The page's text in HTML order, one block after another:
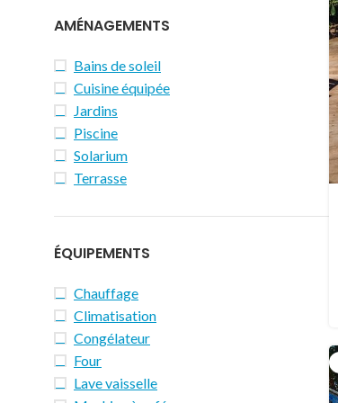
AMÉNAGEMENTS
Bains de soleil
Cuisine équipée
Jardins
Piscine
Solarium
Terrasse
ÉQUIPEMENTS
Chauffage
Climatisation
Congélateur
Four
Lave vaisselle